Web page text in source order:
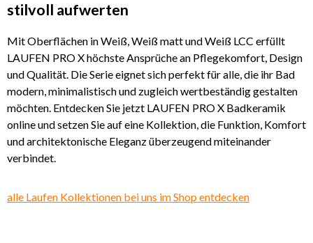
stilvoll aufwerten
Mit Oberflächen in Weiß, Weiß matt und Weiß LCC erfüllt
LAUFEN PRO X höchste Ansprüche an Pflegekomfort, Design
und Qualität. Die Serie eignet sich perfekt für alle, die ihr Bad
modern, minimalistisch und zugleich wertbeständig gestalten
möchten. Entdecken Sie jetzt LAUFEN PRO X Badkeramik
online und setzen Sie auf eine Kollektion, die Funktion, Komfort
und architektonische Eleganz überzeugend miteinander
verbindet.
alle Laufen Kollektionen bei uns im Shop entdecken